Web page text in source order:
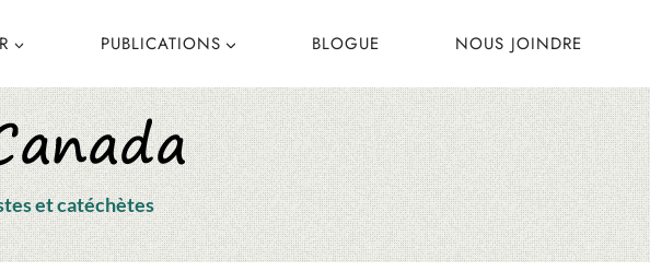
PUBLICATIONS BLOGUE NOUS JOINDRE
et catéchètes